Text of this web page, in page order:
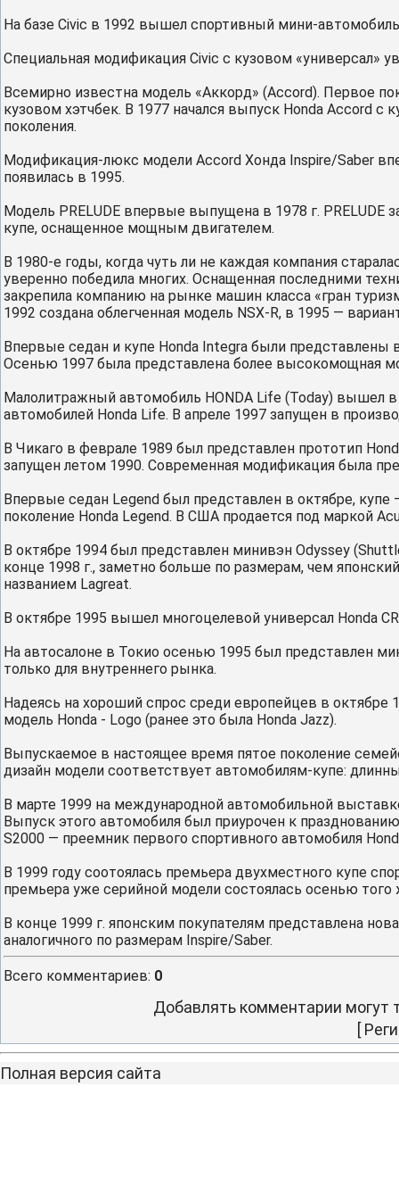
На базе Civic в 1992 вышел спортивный мини-
Специальная модификация Civic с кузовом «универсал»
Всемирно известна модель «Аккорд» (Accord). Первое
кузовом хэтчбек. В 1977 начался выпуск Honda Accord
поколения.
Модификация-люкс модели Accord Хонда Inspire/Saber
появилась в 1995.
Модель PRELUDE впервые выпущена в 1978 г.
купе, оснащенное мощным двигателем.
В 1980-е годы, когда чуть ли не каждая компания
уверенно победила многих. Оснащенная последними
закрепила компанию на рынке машин класса «гран
1992 создана облегченная модель NSX-R, в 1995 —
Впервые седан и купе Honda Integra были
Осенью 1997 была представлена более высокомощная
Малолитражный автомобиль HONDA Life (Today) вышел
автомобилей Honda Life. В апреле 1997 запущен в
В Чикаго в феврале 1989 был представлен прототип
запущен летом 1990. Современная модификация была
Впервые седан Legend был представлен в октябре,
поколение Honda Legend. В США продается под маркой
В октябре 1994 был представлен минивэн Odyssey
конце 1998 г., заметно больше по размерам, чем
названием Lagreat.
В октябре 1995 вышел многоцелевой универсал Honda
На автосалоне в Токио осенью 1995 был представлен
только для внутреннего рынка.
Надеясь на хороший спрос среди европейцев в октябре
модель Honda - Logo (ранее это была Honda Jazz).
Выпускаемое в настоящее время пятое поколение
дизайн модели соответствует автомобилям-купе:
В марте 1999 на международной автомобильной
Выпуск этого автомобиля был приурочен к
S2000 — преемник первого спортивного автомобиля
В 1999 году соотоялась премьера двухместного купе
премьера уже серийной модели состоялась осенью
В конце 1999 г. японским покупателям представлена
аналогичного по размерам Inspire/Saber.
Всего комментариев: 0
Добавлять комментарии могут
[
Полная версия сайта